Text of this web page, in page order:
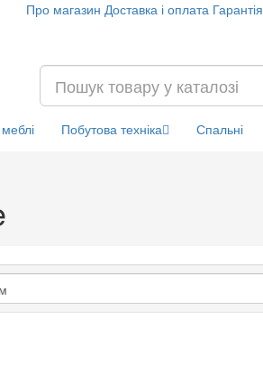
Про магазин Доставка і оплата Гарантія
Побутова техніка Спальні